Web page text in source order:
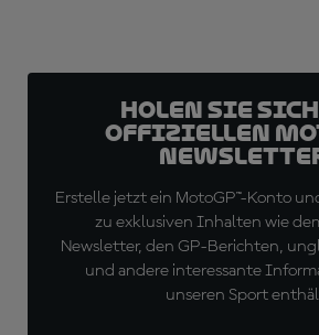
Holen Sie
offiziellen
Erstelle jetzt ein MotoGP™-Konto
zu exklusiven Inhalten wie
Newsletter, den GP-Berichten,
und andere interessante
unseren Sport